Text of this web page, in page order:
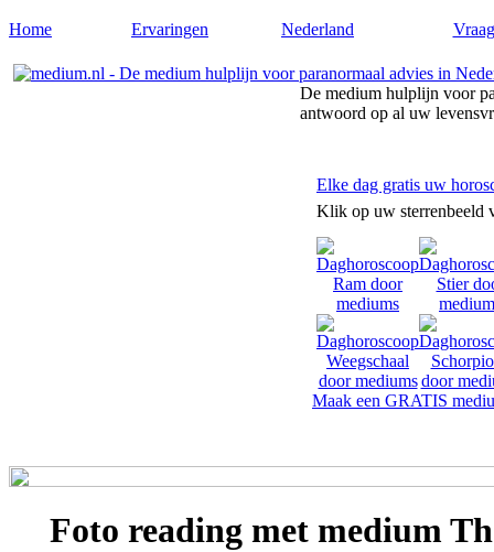
Home Ervaringen Nederland
De medium hulplijn voor
antwoord op al uw
Elke dag gratis uw
Klik op uw sterrenbeeld
Maak een GRATIS
Foto reading met medium